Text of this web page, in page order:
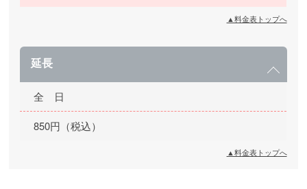
▲料金表トップへ
延長
全 日
850円（税込）
▲料金表トップへ